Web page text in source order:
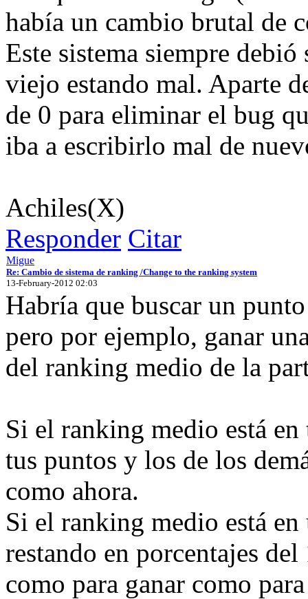
había un cambio brutal de
Este sistema siempre
viejo estando mal. Aparte
de 0 para eliminar el bug
iba a escribirlo mal de
Achiles(X)
Responder Citar
Migue
Re: Cambio de sistema de ranking /Change to the ranking system
13-February-2012 02:03
Habría que buscar un
pero por ejemplo, ganar
del ranking medio de la
Si el ranking medio está
tus puntos y los de los
como ahora.
Si el ranking medio está
restando en porcentajes
como para ganar como